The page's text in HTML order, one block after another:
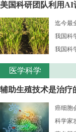
美国科研团队利用AI
迄今最
我国科
我国科
医学科学
辅助生殖技术是治疗
癌细胞
科学家